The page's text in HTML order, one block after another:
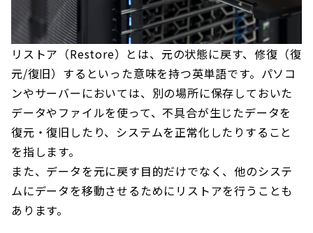
リストア（Restore）とは、元の状態に戻す、修復（復
元/復旧）するといった意味を持つ英単語です。パソコ
ンやサーバーにおいては、別の場所に保存しておいた
データやファイルを使って、不具合が生じたデータを
復元・復旧したり、システムを正常化したりすること
を指します。
また、データを元に戻す目的だけでなく、他のシステ
ムにデータを移動させるためにリストアを行うことも
あります。